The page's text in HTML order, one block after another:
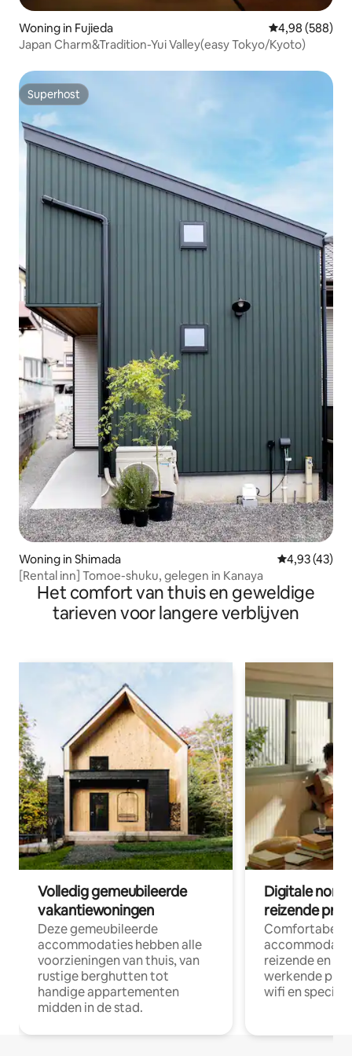
Woning in Fujieda Gemiddelde
4,98 (588)
Japan Charm&Tradition-Yui Valley(easy Tokyo/Kyoto)
Superhost
Superhost
Woning in Shimada Gemiddelde
4,93 (43)
[Rental inn] Tomoe-shuku, gelegen in Kanaya
Het comfort van thuis en geweldige
tarieven voor langere verblijven
Volledig gemeubileerde
vakantiewoningen
Deze gemeubileerde
accommodaties hebben alle
voorzieningen van thuis, van
rustige berghutten tot
handige appartementen
midden in de stad.
Digitale
reizende
Comfortabele
reizende en
werkende
wifi en